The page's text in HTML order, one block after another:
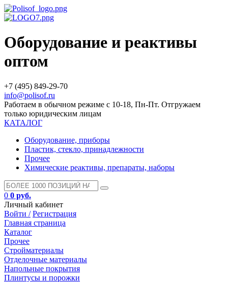
Оборудование и реактивы
оптом
+7 (495) 849-29-70
info@polisof.ru
Работаем в обычном режиме с 10-18, Пн-Пт. Отгружаем
только юридическим лицам
КАТАЛОГ
Оборудование, приборы
Пластик, стекло, принадлежности
Прочее
Химические реактивы, препараты, наборы
0 0 руб.
Личный кабинет
Войти / Регистрация
Главная страница
Каталог
Прочее
Стройматериалы
Отделочные материалы
Напольные покрытия
Плинтусы и порожки